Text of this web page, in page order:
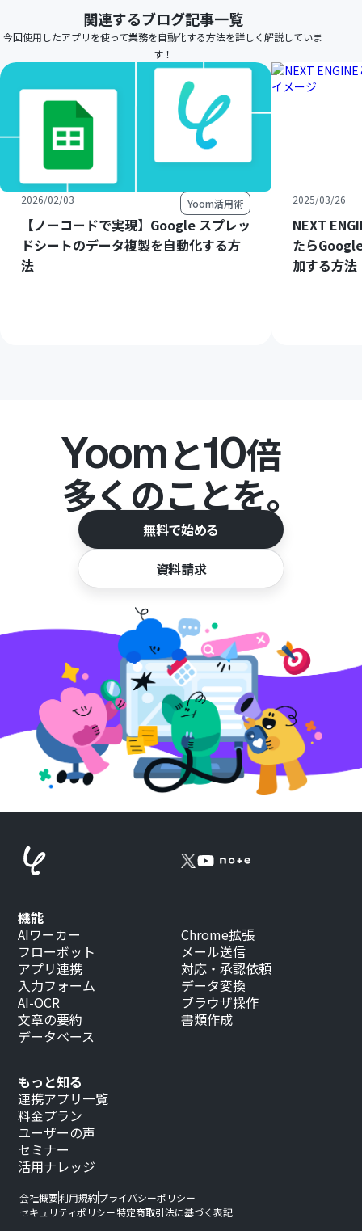
関連するブログ記事一覧
今回使用したアプリを使って業務を自動化する方法を詳しく解説していま
す！
2026/02/03 Yoom活用術
【ノーコードで実現】Google スプレッ
ドシートのデータ複製を自動化する方
法
2025/03/26
NEXT
たら
加する方法
Yoomと10倍
多くのことを。
無料で始める
資料請求
もっと知る
連携アプリ一覧
料金プラン
ユーザーの声
セミナー
活用ナレッジ
機能
AIワーカー
フローボット
アプリ連携
入力フォーム
AI-OCR
文章の要約
データベース
Chrome拡張
メール送信
対応・承認依頼
データ変換
ブラウザ操作
書類作成
会社概要利用規約プライバシーポリシー
セキュリティポリシー特定商取引法に基づく表記